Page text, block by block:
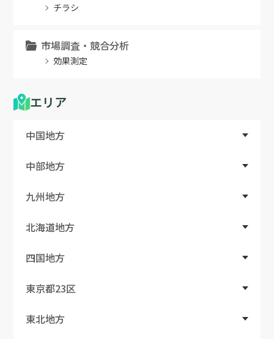
チラシ
市場調査・競合分析
効果測定
エリア
中国地方
中部地方
九州地方
北海道地方
四国地方
東京都23区
東北地方